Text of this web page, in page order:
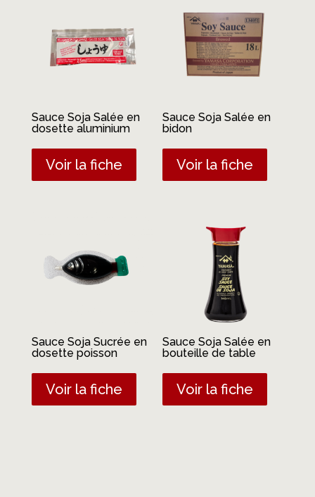
Sauce Soja Salée en
dosette aluminium
Voir la fiche
Sauce Soja Salée en
bidon
Voir la fiche
Sauce Soja Sucrée en
dosette poisson
Voir la fiche
Sauce Soja Salée en
bouteille de table
Voir la fiche